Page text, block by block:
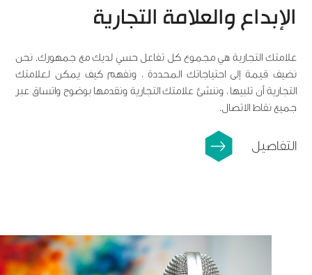
الإبداع والعلامة التجارية
علامتك التجارية هي مجموع كل تفاعل حسي لديك مع جمهورك. نحن
نضيف قيمة إلى احتياجاتك المحددة ، ونفهم كيف يمكن لعلامتك
التجارية أن تلبيها ، وننشئ علامتك التجارية ونقدمها بوضوح واتساق عبر
جميع نقاط الاتصال.
التفاصيل